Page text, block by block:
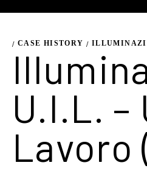
/ CASE HISTORY /
U.I.L.
Lavoro